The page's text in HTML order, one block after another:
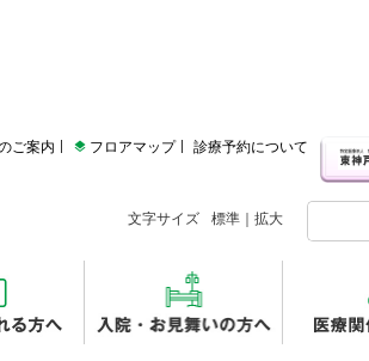
ご案内 フロアマップ 診療予約について
文字サイズ 標準 拡大